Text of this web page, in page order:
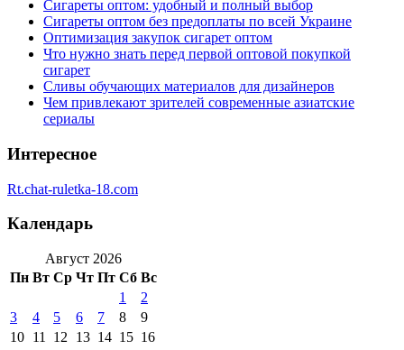
Сигареты оптом: удобный и полный выбор
Сигареты оптом без предоплаты по всей Украине
Оптимизация закупок сигарет оптом
Что нужно знать перед первой оптовой покупкой
сигарет
Сливы обучающих материалов для дизайнеров
Чем привлекают зрителей современные азиатские
сериалы
Интересное
Rt.chat-ruletka-18.com
Календарь
Август 2026
Пн Вт Ср Чт Пт Сб Вс
1
2
3
4 5 6 7 8
9
10 11 12 13 14 15 16